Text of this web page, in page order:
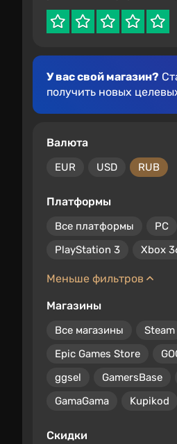
У вас свой магазин?
получить новых
Валюта
EUR USD RUB
Платформы
Все платформы PC
PlayStation 3
Xbox
Меньше фильтров
Магазины
Все магазины Steam
Epic Games Store
ggsel
GamersBase
GamaGama
Kupikod
Скидки